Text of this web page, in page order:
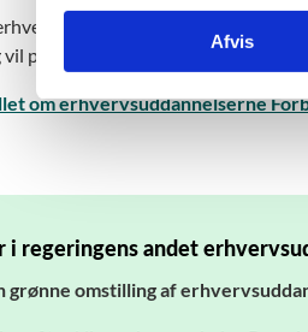
v
Afvis
skal ses i
præsentere på resten af
om erhvervsuddannelserne
regeringens andet
grønne omstilling af